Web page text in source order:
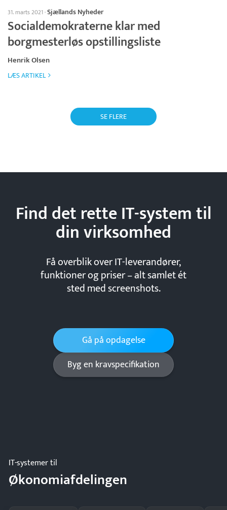
31. marts 2021·Sjællands Nyheder
Socialdemokraterne klar med
borgmesterløs opstillingsliste
Henrik Olsen
LÆS ARTIKEL
SE FLERE
Find det rette IT-system til
dinvirksomhed
Få overblik over IT-leverandører,
funktioner og priser – alt samlet ét
sted med screenshots.
Gå på opdagelse
Byg en kravspecifikation
IT-systemer til
Økonomiafdelingen